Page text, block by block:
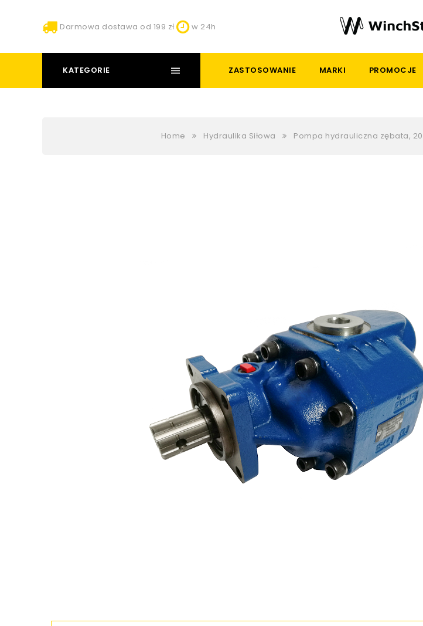
Darmowa dostawa od 199 zł w 24h
KATEGORIE ZASTOSOWANIE MARKI PROMOCJE
Home Hydraulika Siłowa Pompa hydrauliczna zębata,